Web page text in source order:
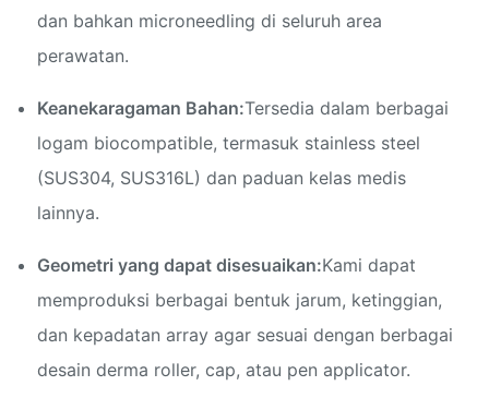
dan bahkan microneedling di seluruh area
perawatan.
Keanekaragaman Bahan:Tersedia dalam berbagai
logam biocompatible, termasuk stainless steel
(SUS304, SUS316L) dan paduan kelas medis
lainnya.
Geometri yang dapat disesuaikan:Kami dapat
memproduksi berbagai bentuk jarum, ketinggian,
dan kepadatan array agar sesuai dengan berbagai
desain derma roller, cap, atau pen applicator.